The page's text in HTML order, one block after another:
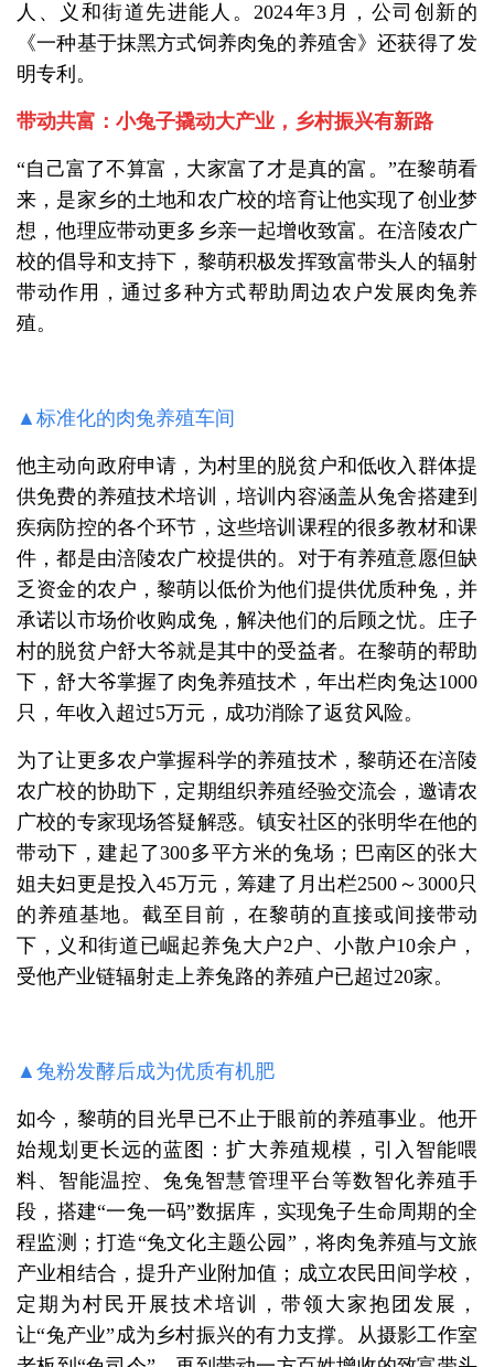
人、义和街道先进能人。2024年3月，公司创新的
《一种基于抹黑方式饲养肉兔的养殖舍》还获得了发
明专利。
带动共富：小兔子撬动大产业，乡村振兴有新路
“自己富了不算富，大家富了才是真的富。”在黎萌看
来，是家乡的土地和农广校的培育让他实现了创业梦
想，他理应带动更多乡亲一起增收致富。在涪陵农广
校的倡导和支持下，黎萌积极发挥致富带头人的辐射
带动作用，通过多种方式帮助周边农户发展肉兔养
殖。
▲标准化的肉兔养殖车间
他主动向政府申请，为村里的脱贫户和低收入群体提
供免费的养殖技术培训，培训内容涵盖从兔舍搭建到
疾病防控的各个环节，这些培训课程的很多教材和课
件，都是由涪陵农广校提供的。对于有养殖意愿但缺
乏资金的农户，黎萌以低价为他们提供优质种兔，并
承诺以市场价收购成兔，解决他们的后顾之忧。庄子
村的脱贫户舒大爷就是其中的受益者。在黎萌的帮助
下，舒大爷掌握了肉兔养殖技术，年出栏肉兔达1000
只，年收入超过5万元，成功消除了返贫风险。
为了让更多农户掌握科学的养殖技术，黎萌还在涪陵
农广校的协助下，定期组织养殖经验交流会，邀请农
广校的专家现场答疑解惑。镇安社区的张明华在他的
带动下，建起了300多平方米的兔场；巴南区的张大
姐夫妇更是投入45万元，筹建了月出栏2500～3000只
的养殖基地。截至目前，在黎萌的直接或间接带动
下，义和街道已崛起养兔大户2户、小散户10余户，
受他产业链辐射走上养兔路的养殖户已超过20家。
▲ 兔粉发酵后成为优质有机肥
如今，黎萌的目光早已不止于眼前的养殖事业。他开
始规划更长远的蓝图：扩大养殖规模，引入智能喂
料、智能温控、兔兔智慧管理平台等数智化养殖手
段，搭建“一兔一码”数据库，实现兔子生命周期的全
程监测；打造“兔文化主题公园”，将肉兔养殖与文旅
产业相结合，提升产业附加值；成立农民田间学校，
定期为村民开展技术培训，带领大家抱团发展，
让“兔产业”成为乡村振兴的有力支撑。从摄影工作室